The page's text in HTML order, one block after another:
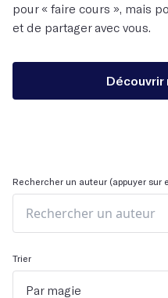
pour « faire cours », mais
et de partager avec vous.
Découvrir
Rechercher un auteur (appuyer sur
Trier
Par magie